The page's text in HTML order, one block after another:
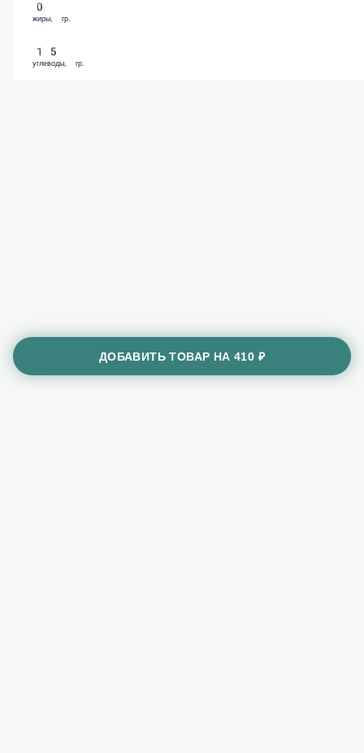
0
жиры, гр.
15
углеводы, гр.
ДОБАВИТЬ ТОВАР НА410 ₽